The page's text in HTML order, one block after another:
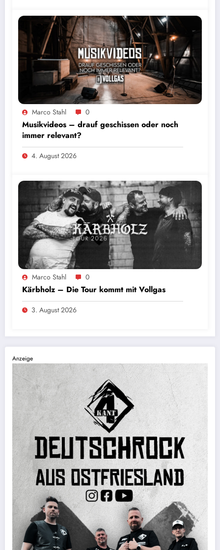
Marco Stahl 0
Musikvideos – drauf geschissen oder noch
immer relevant?
4. August 2026
Foto: Sascha Loss
Marco Stahl 0
Kärbholz – Die Tour kommt mit Vollgas
3. August 2026
Anzeige